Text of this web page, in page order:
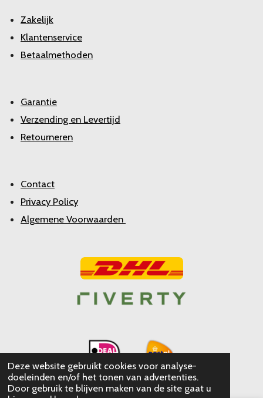
Deze website gebruikt cookies voor analyse-
doeleinden en/of het tonen van advertenties.
Door gebruik te blijven maken van de site gaat u
Zakelijk
Klantenservice
Betaalmethoden
Garantie
Verzending en Levertijd
Retourneren
Contact
Privacy Policy
Algemene Voorwaarden